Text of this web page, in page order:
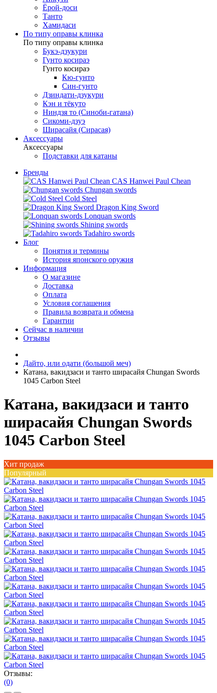
Ёрой-доси
Танто
Хамидаси
По типу оправы клинка
По типу оправы клинка
Букэ-дзукури
Гунто косираэ
Гунто косираэ
Кю-гунто
Син-гунто
Дзиндати-дзукури
Кэн и тёкуто
Ниндзя то (Синоби-гатана)
Сикоми-дзуэ
Ширасайя (Сирасая)
Аксессуары
Аксессуары
Подставки для катаны
Бренды
CAS Hanwei Paul Chean
Chungan swords
Cold Steel
Dragon King Sword
Lonquan swords
Shining swords
Tadahiro swords
Блог
Понятия и термины
История японского оружия
Информация
О магазине
Доставка
Оплата
Условия соглашения
Правила возврата и обмена
Гарантии
Сейчас в наличии
Отзывы
Дайто, или одати (большой меч)
Катана, вакидзаси и танто ширасайя Chungan Swords
1045 Carbon Steel
Катана, вакидзаси и танто
ширасайя Chungan Swords
1045 Carbon Steel
Хит продаж
Популярный
Отзывы:
(0)